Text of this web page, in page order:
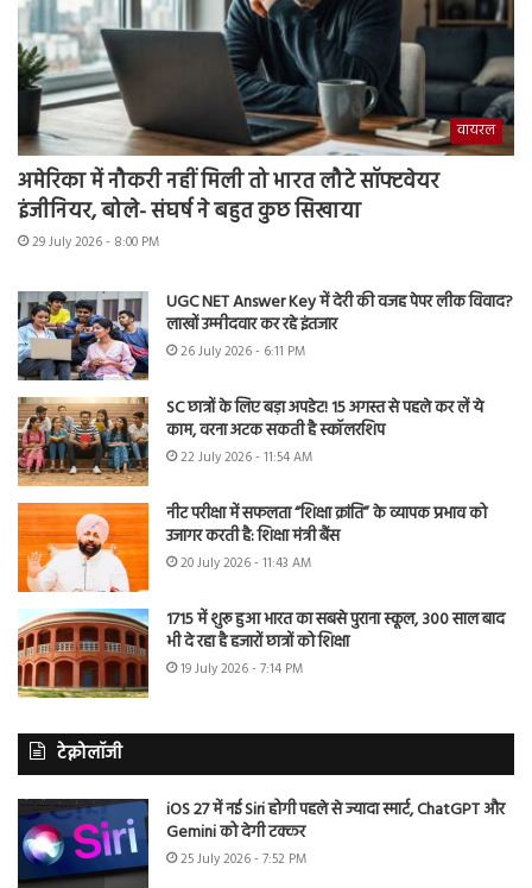
वायरल
अमेरिका में नौकरी नहीं मिली तो भारत लौटे सॉफ्टवेयर
इंजीनियर, बोले- संघर्ष ने बहुत कुछ सिखाया
29 July 2026 - 8:00 PM
UGC NET Answer Key में देरी की वजह पेपर लीक विवाद?
लाखों उम्मीदवार कर रहे इंतजार
26 July 2026 - 6:11 PM
SC छात्रों के लिए बड़ा अपडेट! 15 अगस्त से पहले कर लें ये
काम, वरना अटक सकती है स्कॉलरशिप
22 July 2026 - 11:54 AM
नीट परीक्षा में सफलता “शिक्षा क्रांति” के व्यापक प्रभाव को
उजागर करती है: शिक्षा मंत्री बैंस
20 July 2026 - 11:43 AM
1715 में शुरू हुआ भारत का सबसे पुराना स्कूल, 300 साल बाद
भी दे रहा है हजारों छात्रों को शिक्षा
19 July 2026 - 7:14 PM
टेक्नोलॉजी
iOS 27 में नई Siri होगी पहले से ज्यादा स्मार्ट, ChatGPT और
Gemini को देगी टक्कर
25 July 2026 - 7:52 PM